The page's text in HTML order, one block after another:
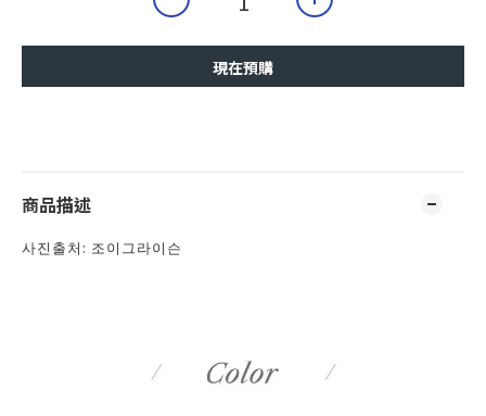
現在預購
商品描述
사진출처: 조이그라이슨